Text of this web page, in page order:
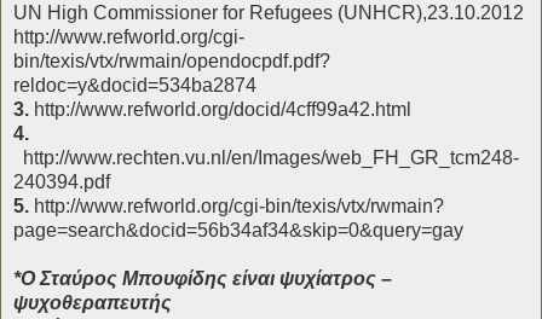
UN High Commissioner for Refugees (UNHCR),23.10.2012
http://www.refworld.org/cgi-
bin/texis/vtx/rwmain/opendocpdf.pdf?
reldoc=y&docid=534ba2874
3. http://www.refworld.org/docid/4cff99a42.html
4.
http://www.rechten.vu.nl/en/Images/web_FH_GR_tcm248-
240394.pdf
5. http://www.refworld.org/cgi-bin/texis/vtx/rwmain?
page=search&docid=56b34af34&skip=0&query=gay
*Ο Σταύρος Μπουφίδης είναι ψυχίατρος –
ψυχοθεραπευτής